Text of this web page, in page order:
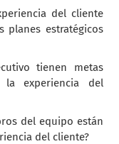
del cliente
estratégicos
tienen metas
experiencia del
del equipo están
del cliente?